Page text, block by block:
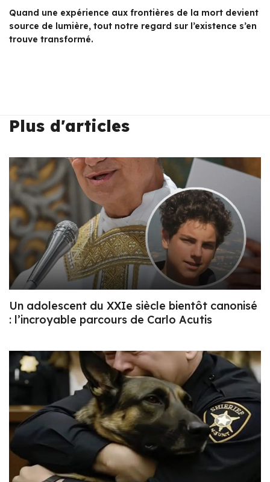
Quand une expérience aux frontières de la mort devient
source de lumière, tout notre regard sur l’existence s’en
trouve transformé.
Plus d'articles
Un adolescent du XXIe siècle bientôt canonisé
: l’incroyable parcours de Carlo Acutis